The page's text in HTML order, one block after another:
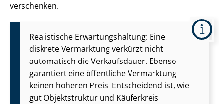
verschenken.
Realistische Er­war­tungs­hal­tung: Eine
diskrete Vermarktung verkürzt nicht
automatisch die Verkaufsdauer. Ebenso
garantiert eine öffentliche Vermarktung
keinen höheren Preis. Entscheidend ist, wie
gut Objektstruktur und Käuferkreis